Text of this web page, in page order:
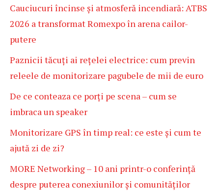
Cauciucuri încinse și atmosferă incendiară: ATBS
2026 a transformat Romexpo în arena cailor-
putere
Paznicii tăcuți ai rețelei electrice: cum previn
releele de monitorizare pagubele de mii de euro
De ce conteaza ce porți pe scena – cum se
imbraca un speaker
Monitorizare GPS în timp real: ce este și cum te
ajută zi de zi?
MORE Networking – 10 ani printr-o conferință
despre puterea conexiunilor și comunităților